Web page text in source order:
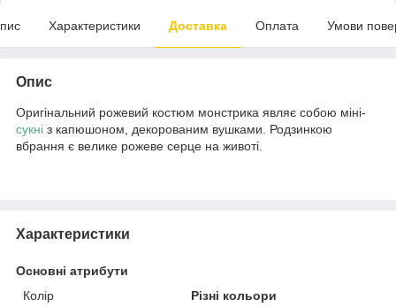
Характеристики Доставка Оплата Умови
Опис
Оригінальний рожевий костюм монстрика являє собою міні-
сукні з капюшоном, декорованим вушками. Родзинкою
вбрання є велике рожеве серце на животі.
Характеристики
Основні атрибути
Колір
Різні кольори